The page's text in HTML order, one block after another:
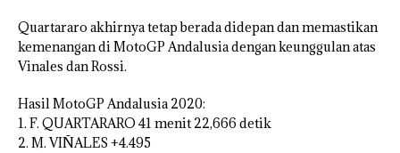
Quartararo akhirnya tetap berada didepan dan memastikan
kemenangan di MotoGP Andalusia dengan keunggulan atas
Vinales dan Rossi.
Hasil MotoGP Andalusia 2020:
1. F. QUARTARARO 41 menit 22,666 detik
2. M. VIÑALES +4.495